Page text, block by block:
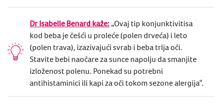
Dr Isabelle Benard kaže: „Ovaj tip ​​konjunktivitisa
kod beba je češći u proleće (polen drveća) i leto
(polen trava), izazivajući svrab i beba trlja oči.
Stavite bebi naočare za sunce napolju da smanjite
izloženost polenu. Ponekad su potrebni
antihistaminici ili kapi za oči tokom sezone alergija“.